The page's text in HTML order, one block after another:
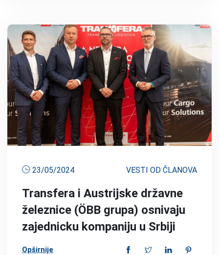
23/05/2024 VESTI OD ČLANOVA
Transfera i Austrijske državne
železnice (ÖBB grupa) osnivaju
zajednicku kompaniju u Srbiji
Opširnije